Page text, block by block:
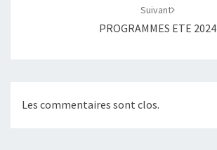
Suivant
PROGRAMMES ETE 2024
Les commentaires sont clos.